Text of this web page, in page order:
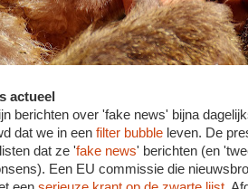
actueel
berichten over 'fake news' bijna
dat we in een filter bubble leven. De
dat ze 'fake news' berichten (en
Een EU commissie die